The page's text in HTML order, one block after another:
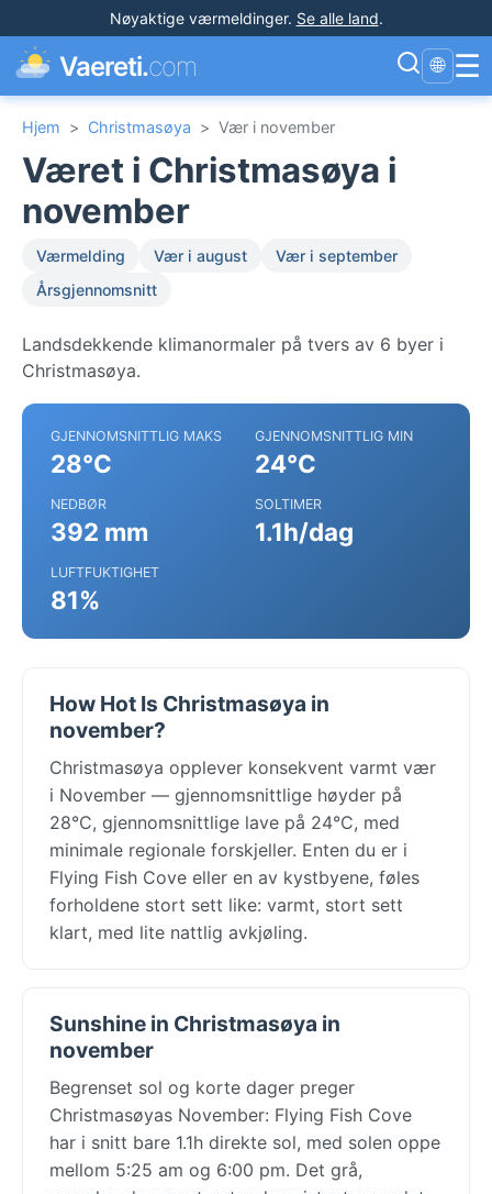
Nøyaktige værmeldinger. Se alle land.
Vaereti.com 🌐 ☰
Hjem > Christmasøya > Vær i november
Været i Christmasøya i
november
Værmelding Vær i august
Vær i september
Årsgjennomsnitt
Landsdekkende klimanormaler på tvers av 6 byer i
Christmasøya.
GJENNOMSNITTLIG MAKS
28°C
GJENNOMSNITTLIG MIN
24°C
NEDBØR
392 mm
SOLTIMER
1.1h/dag
LUFTFUKTIGHET
81%
How Hot Is Christmasøya in
november?
Christmasøya opplever konsekvent varmt vær
i November — gjennomsnittlige høyder på
28°C, gjennomsnittlige lave på 24°C, med
minimale regionale forskjeller. Enten du er i
Flying Fish Cove eller en av kystbyene, føles
forholdene stort sett like: varmt, stort sett
klart, med lite nattlig avkjøling.
Sunshine in Christmasøya in
november
Begrenset sol og korte dager preger
Christmasøyas November: Flying Fish Cove
har i snitt bare 1.1h direkte sol, med solen oppe
mellom 5:25 am og 6:00 pm. Det grå,